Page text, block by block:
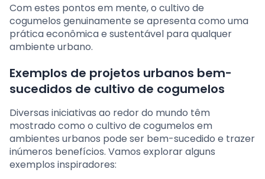
Com estes pontos em mente, o cultivo de
cogumelos genuinamente se apresenta como uma
prática econômica e sustentável para qualquer
ambiente urbano.
Exemplos de projetos urbanos bem-
sucedidos de cultivo de cogumelos
Diversas iniciativas ao redor do mundo têm
mostrado como o cultivo de cogumelos em
ambientes urbanos pode ser bem-sucedido e trazer
inúmeros benefícios. Vamos explorar alguns
exemplos inspiradores: